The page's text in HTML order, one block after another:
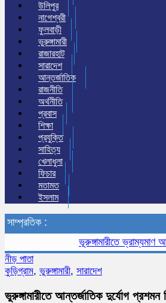
উলিপুর
নাগেশ্বরী
ফুলবাড়ী
ভুরুঙ্গামারী
রাজারহাট
সারাদেশ
আন্তর্জাতিক
রাজনীতি
অর্থনীতি
প্রবাস
শিক্ষা
প্রযুক্তি
সাহিত্য
খেলাধুলা
ফিচার
মতামত
ইসলাম
সাম্প্রতিক :
ভূরুঙ্গামারীতে ভ্রাম্যমাণ
নীড় পাতা
কুড়িগ্রাম, ভুরুঙ্গামারী, সারাদেশ
ভুরুঙ্গামারীতে আন্তর্জাতিক দুর্যোগ প্রশমন